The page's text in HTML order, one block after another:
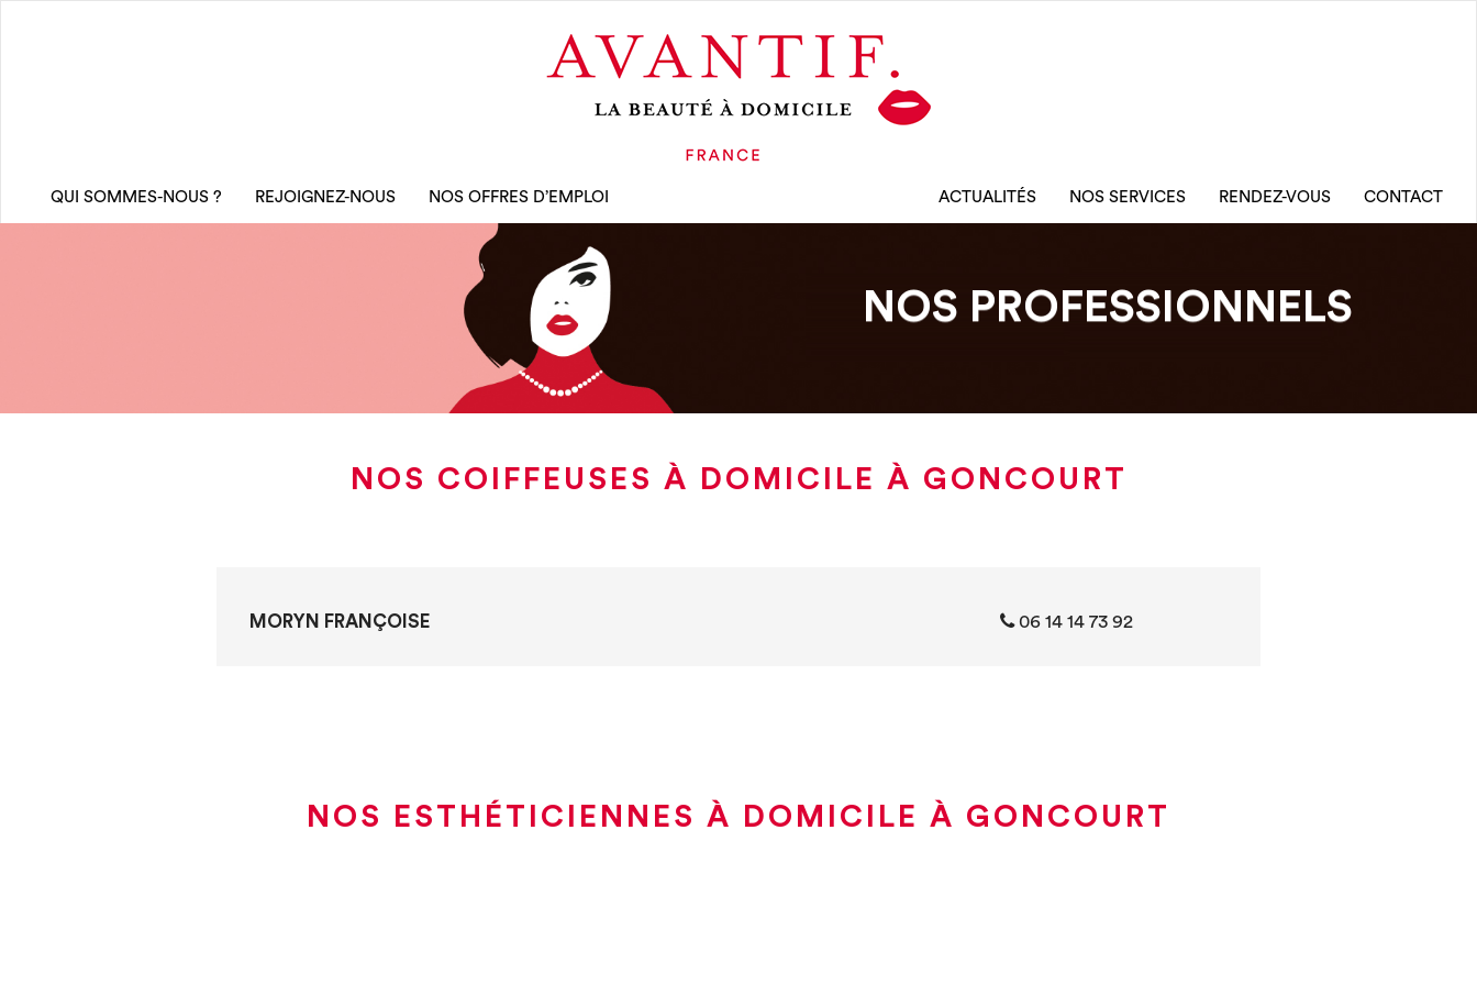
QUI SOMMES-NOUS ? REJOIGNEZ-NOUS NOS OFFRES D’EMPLOI ACTUALITÉS NOS SERVICES RENDEZ-VOUS CONTACT
NOS PROFESSIONNELS
NOS COIFFEUSES À DOMICILE À GONCOURT
MORYN FRANÇOISE 06 14 14 73 92
NOS ESTHÉTICIENNES À DOMICILE À GONCOURT